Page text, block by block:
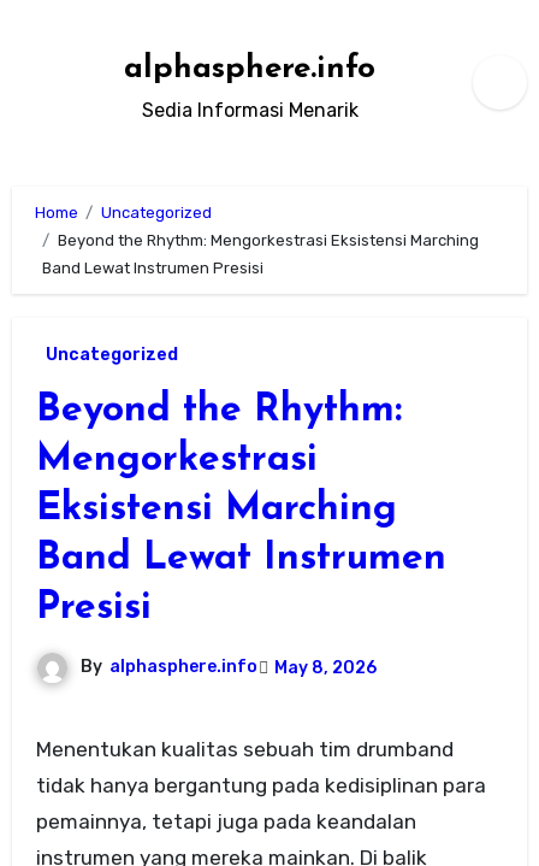
alphasphere.info
Sedia Informasi Menarik
Home
Uncategorized
Beyond the Rhythm: Mengorkestrasi Eksistensi Marching
Band Lewat Instrumen Presisi
Uncategorized
Beyond the Rhythm:
Mengorkestrasi
Eksistensi Marching
Band Lewat Instrumen
Presisi
By alphasphere.info May 8, 2026
Menentukan kualitas sebuah tim drumband
tidak hanya bergantung pada kedisiplinan para
pemainnya, tetapi juga pada keandalan
instrumen yang mereka mainkan. Di balik